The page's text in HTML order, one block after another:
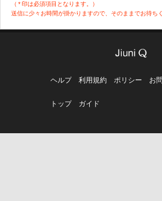
（ *印は必須項目となります。）
送信に少々お時間が掛かりますので、そのままでお待ち
ヘルプ 利用規約 ポリシー お
トップ ガイド